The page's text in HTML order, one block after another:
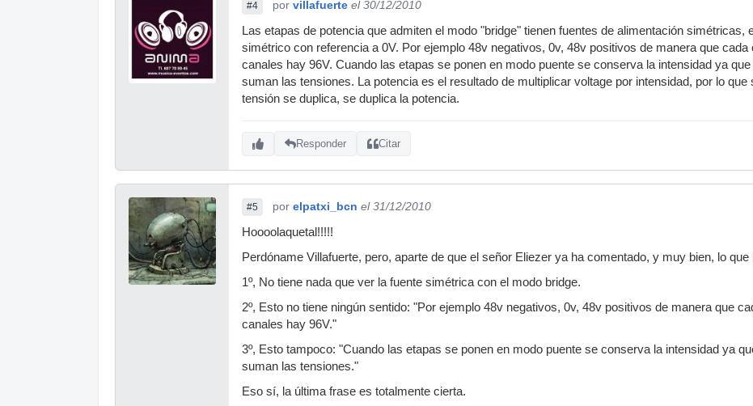
#4 por villafuerte el 30/12/2010
Las etapas de potencia que admiten el modo "bridge" tienen fuentes de alimentación simétricas,
simétrico con referencia a 0V. Por ejemplo 48v negativos, 0v, 48v positivos de manera que
canales hay 96V. Cuando las etapas se ponen en modo puente se conserva la intensidad ya
suman las tensiones. La potencia es el resultado de multiplicar voltage por intensidad, por lo
tensión se duplica, se duplica la potencia.
Responder Citar
#5 por elpatxi_bcn el 31/12/2010
Hoooolaquetal!!!!!
Perdóname Villafuerte, pero, aparte de que el señor Eliezer ya ha comentado, y muy bien, lo
1º, No tiene nada que ver la fuente simétrica con el modo bridge.
2º, Esto no tiene ningún sentido: "Por ejemplo 48v negativos, 0v, 48v positivos de manera que
canales hay 96V."
3º, Esto tampoco: "Cuando las etapas se ponen en modo puente se conserva la intensidad ya
suman las tensiones."
Eso sí, la última frase es totalmente cierta.